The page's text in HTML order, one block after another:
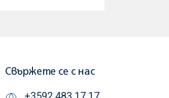
Свържете се с нас